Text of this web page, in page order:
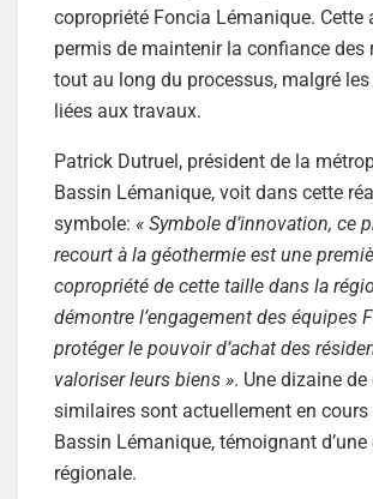
copropriété Foncia Lémanique. Cette
permis de maintenir la confiance des
tout au long du processus, malgré
liées aux travaux.
Patrick Dutruel, président de la
Bassin Lémanique, voit dans cette
symbole: « Symbole d’innovation, ce
recourt à la géothermie est une
copropriété de cette taille dans la
démontre l’engagement des équipes
protéger le pouvoir d’achat des
valoriser leurs biens ». Une dizaine
similaires sont actuellement en cours
Bassin Lémanique, témoignant
régionale.